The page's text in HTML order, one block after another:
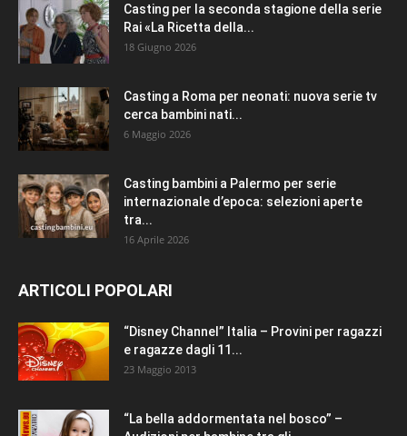
Casting per la seconda stagione della serie
Rai «La Ricetta della...
18 Giugno 2026
Casting a Roma per neonati: nuova serie tv
cerca bambini nati...
6 Maggio 2026
Casting bambini a Palermo per serie
internazionale d’epoca: selezioni aperte
tra...
16 Aprile 2026
ARTICOLI POPOLARI
“Disney Channel” Italia – Provini per ragazzi
e ragazze dagli 11...
23 Maggio 2013
“La bella addormentata nel bosco” –